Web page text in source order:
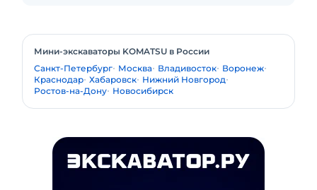
Мини-экскаваторы KOMATSU в России
Санкт-Петербург Москва Владивосток Воронеж
Краснодар Хабаровск Нижний Новгород
Ростов-на-Дону Новосибирск